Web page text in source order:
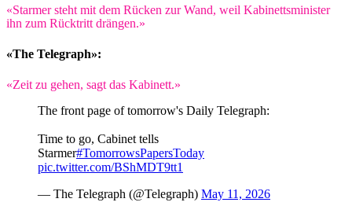
«Starmer steht mit dem Rücken zur Wand, weil Kabinettsminister
ihn zum Rücktritt drängen.»
«The Telegraph»:
«Zeit zu gehen, sagt das Kabinett.»
The front page of tomorrow's Daily Telegraph:
Time to go, Cabinet tells
Starmer#TomorrowsPapersToday
pic.twitter.com/BShMDT9tt1
— The Telegraph (@Telegraph) May 11, 2026